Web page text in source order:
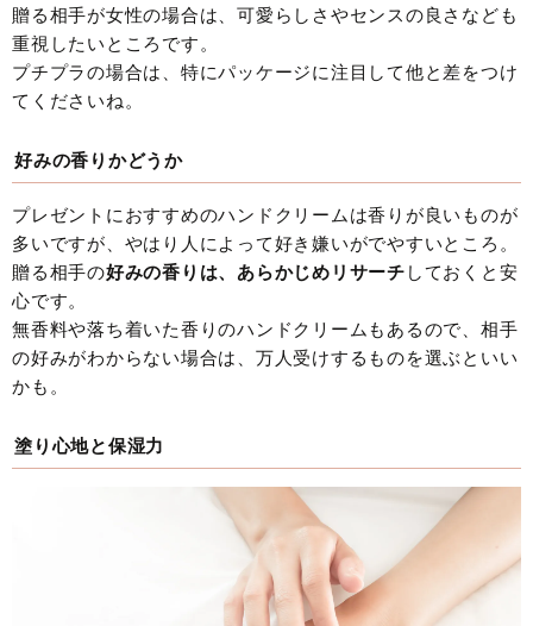
贈る相手が女性の場合は、可愛らしさやセンスの良さなども
重視したいところです。
プチプラの場合は、特にパッケージに注目して他と差をつけ
てくださいね。
好みの香りかどうか
プレゼントにおすすめのハンドクリームは香りが良いものが
多いですが、やはり人によって好き嫌いがでやすいところ。
贈る相手の好みの香りは、あらかじめリサーチ しておくと安
心です。
無香料や落ち着いた香りのハンドクリームもあるので、相手
の好みがわからない場合は、万人受けするものを選ぶといい
かも。
塗り心地と保湿力